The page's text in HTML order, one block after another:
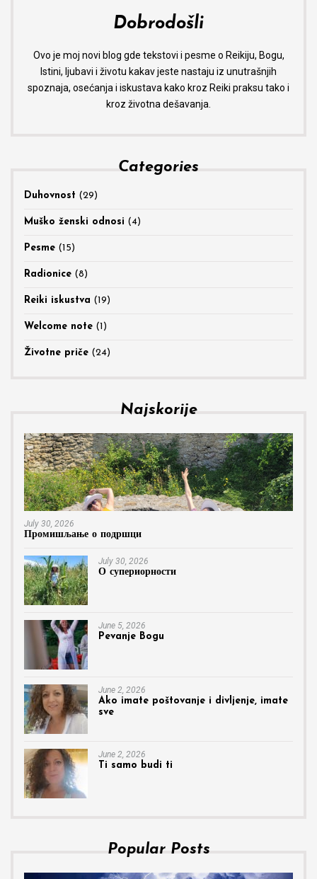
Dobrodošli
Ovo je moj novi blog gde tekstovi i pesme o Reikiju, Bogu,
Istini, ljubavi i životu kakav jeste nastaju iz unutrašnjih
spoznaja, osećanja i iskustava kako kroz Reiki praksu tako i
kroz životna dešavanja.
Categories
Duhovnost (29)
Muško ženski odnosi (4)
Pesme (15)
Radionice (8)
Reiki iskustva (19)
Welcome note (1)
Životne priče (24)
Najskorije
July 30, 2026
Промишљање о подршци
July 30, 2026
О супериорности
June 5, 2026
Pevanje Bogu
June 2, 2026
Ako imate poštovanje i divljenje, imate
sve
June 2, 2026
Ti samo budi ti
Popular Posts